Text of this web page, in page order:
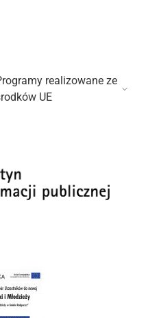
realizowane ze
UE